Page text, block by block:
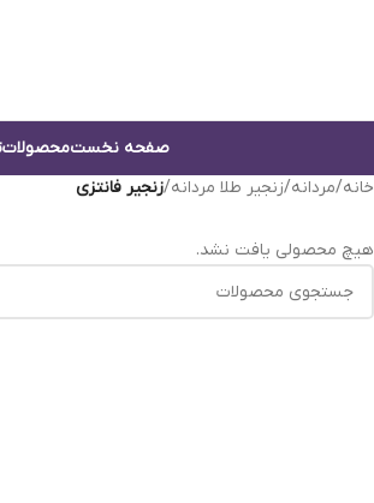
صفحه نخستمحصولات
خانه/مردانه/زنجیر طلا مردانه/زنجیر فانتزی
هیچ محصولی یافت نشد.